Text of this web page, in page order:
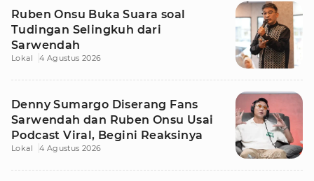
Ruben Onsu Buka Suara soal
Tudingan Selingkuh dari
Sarwendah
Lokal 4 Agustus 2026
Denny Sumargo Diserang Fans
Sarwendah dan Ruben Onsu Usai
Podcast Viral, Begini Reaksinya
Lokal 4 Agustus 2026